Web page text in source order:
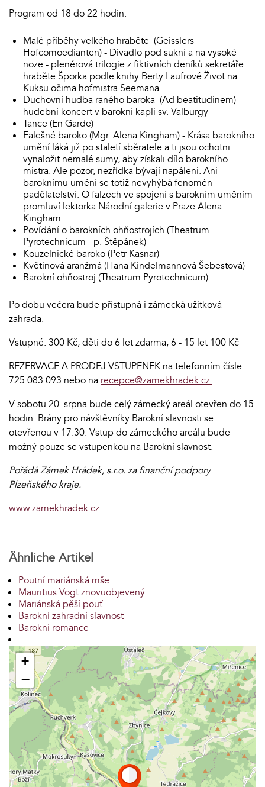
Program od 18 do 22 hodin:
Malé příběhy velkého hraběte (Geisslers
Hofcomoedianten) - Divadlo pod sukní a na vysoké
noze - plenérová trilogie z fiktivních deníků sekretáře
hraběte Šporka podle knihy Berty Laufrové Život na
Kuksu očima hofmistra Seemana.
Duchovní hudba raného baroka (Ad beatitudinem) -
hudební koncert v barokní kapli sv. Valburgy
Tance (En Garde)
Falešné baroko (Mgr. Alena Kingham) - Krása barokního
umění láká již po staletí sběratele a ti jsou ochotni
vynaložit nemalé sumy, aby získali dílo barokního
mistra. Ale pozor, nezřídka bývají napáleni. Ani
baroknímu umění se totiž nevyhýbá fenomén
padělatelství. O falzech ve spojení s barokním uměním
promluví lektorka Národní galerie v Praze Alena
Kingham.
Povídání o barokních ohňostrojích (Theatrum
Pyrotechnicum - p. Štěpánek)
Kouzelnické baroko (Petr Kasnar)
Květinová aranžmá (Hana Kindelmannová Šebestová)
Barokní ohňostroj (Theatrum Pyrotechnicum)
Po dobu večera bude přístupná i zámecká užitková
zahrada.
Vstupné: 300 Kč, děti do 6 let zdarma, 6 - 15 let 100 Kč
REZERVACE A PRODEJ VSTUPENEK na telefonním čísle
725 083 093 nebo narecepce@zamekhradek.cz.
V sobotu 20. srpna bude celý zámecký areál otevřen do 15
hodin. Brány pro návštěvníky Barokní slavnosti se
otevřenou v 17:30. Vstup do zámeckého areálu bude
možný pouze se vstupenkou na Barokní slavnost.
Pořádá Zámek Hrádek, s.r.o. za finanční podpory
Plzeňského kraje.
www.zamekhradek.cz
Ähnliche Artikel
Poutní mariánská mše
Mauritius Vogt znovuobjevený
Mariánská pěší pouť
Barokní zahradní slavnost
Barokní romance
+
−